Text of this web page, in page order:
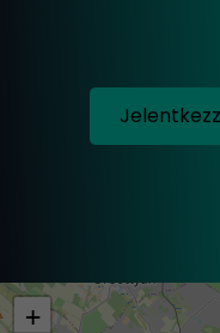
+